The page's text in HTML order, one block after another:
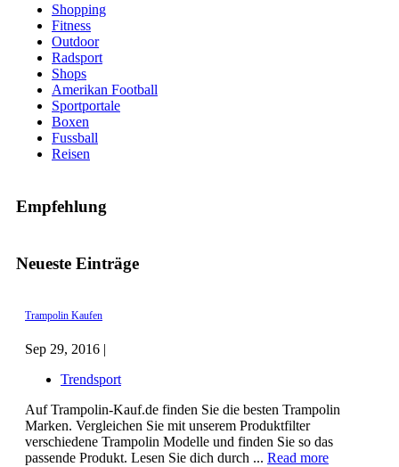
Shopping
Fitness
Outdoor
Radsport
Shops
Amerikan Football
Sportportale
Boxen
Fussball
Reisen
Empfehlung
Neueste Einträge
Trampolin Kaufen
Sep 29, 2016 |
Trendsport
Auf Trampolin-Kauf.de finden Sie die besten Trampolin
Marken. Vergleichen Sie mit unserem Produktfilter
verschiedene Trampolin Modelle und finden Sie so das
passende Produkt. Lesen Sie dich durch ... Read more